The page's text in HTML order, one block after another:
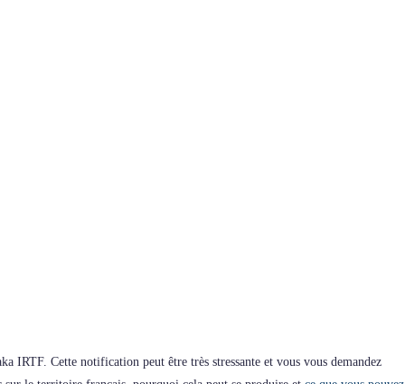
IRTF. Cette notification peut être très stressante et vous vous demandez